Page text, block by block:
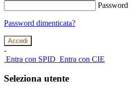
Password
Password dimenticata?
-
Entra con SPID Entra con CIE
Seleziona utente